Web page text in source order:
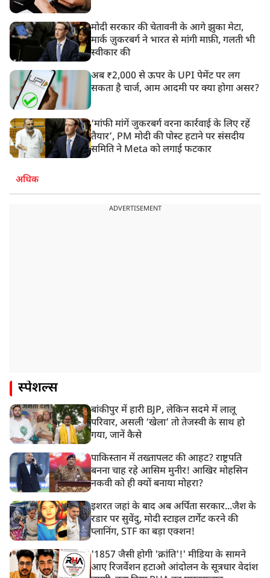
मोदी सरकार की चेतावनी के आगे झुका मेटा,
मार्क ज़ुकरबर्ग ने भारत से मांगी माफ़ी, गलती भी
स्वीकार की
अब ₹2,000 से ऊपर के UPI पेमेंट पर लग
सकता है चार्ज, आम आदमी पर क्या होगा असर?
‘मांफी मांगें जुकरबर्ग वरना कार्रवाई के लिए रहें
तैयार’, PM मोदी की पोस्ट हटाने पर संसदीय
समिति ने Meta को लगाई फटकार
अधिक
ADVERTISEMENT
स्पेशल्स
बांकीपुर में हारी BJP, लेकिन सदमे में लालू
परिवार, असली ‘खेला’ तो तेजस्वी के साथ हो
गया, जानें कैसे
पाकिस्तान में तख्तापलट की आहट? राष्ट्रपति
बनना चाह रहे आसिम मुनीर! आखिर मोहसिन
नकवी को ही क्यों बनाया मोहरा?
इशरत जहां के बाद अब अर्पिता सरकार...जैश के
रडार पर सुवेंदु, मोदी स्टाइल टार्गेट करने की
प्लानिंग, STF का बड़ा एक्शन!
'1857 जैसी होगी 'क्रांति'!' मीडिया के सामने
आए रिजर्वेशन हटाओ आंदोलन के सूत्रधार वेदांश